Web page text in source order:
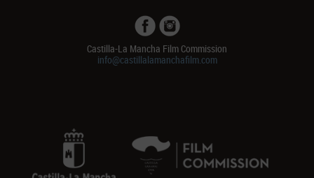
Castilla-La Mancha Film Commission
info@castillalamanchafilm.com